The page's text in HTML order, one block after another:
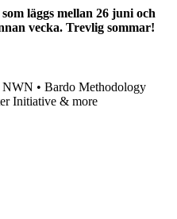
läggs mellan 26 juni och
vecka. Trevlig sommar!
• Bardo Methodology
Initiative & more